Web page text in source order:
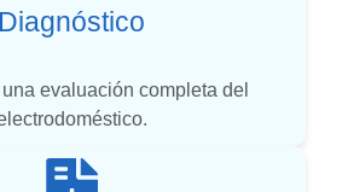
Diagnóstico
evaluación completa del